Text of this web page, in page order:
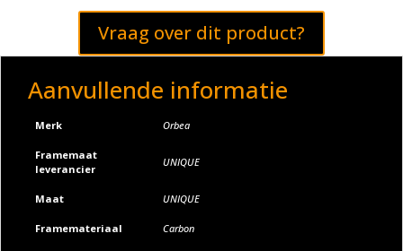
t
i
Vraag over dit product?
Aanvullende informatie
Merk Orbea
Framemaat
leverancier
UNIQUE
Maat UNIQUE
Framemateriaal Carbon